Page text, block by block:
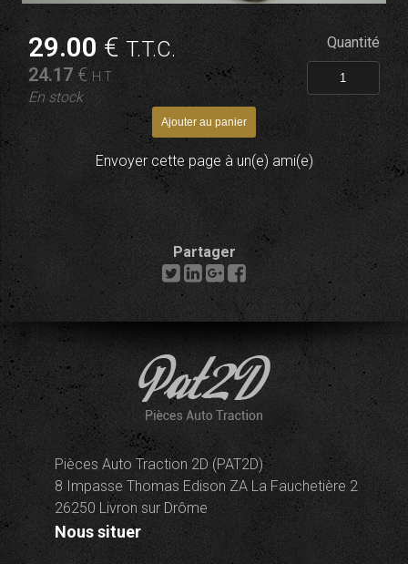
29.00 €T.T.C.
24.17 €H.T.
En stock
Quantité
Envoyer cette page à un(e) ami(e)
Partager
Pièces Auto Traction 2D (PAT2D)
8 Impasse Thomas Edison ZA La Fauchetière 2
26250 Livron sur Drôme
Nous situer